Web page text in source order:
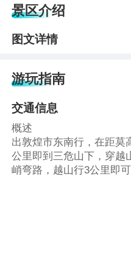
景区介绍
图文详情
游玩指南
交通信息
概述
出敦煌市东南行，在距莫
公里即到三危山下，穿越
峭弯路，越山行3公里即